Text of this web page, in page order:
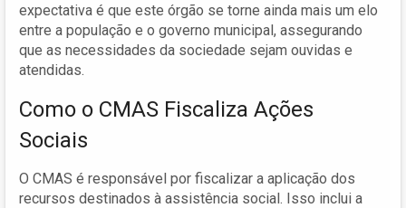
expectativa é que este órgão se torne ainda mais um elo
entre a população e o governo municipal, assegurando
que as necessidades da sociedade sejam ouvidas e
atendidas.
Como o CMAS Fiscaliza Ações
Sociais
O CMAS é responsável por fiscalizar a aplicação dos
recursos destinados à assistência social. Isso inclui a